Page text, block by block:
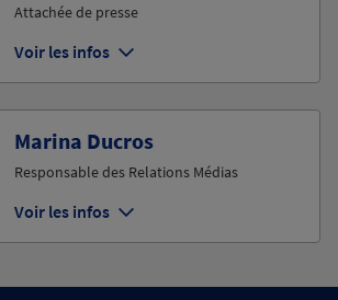
Attachée de presse
Voir les infos
Marina Ducros
Responsable des Relations Médias
Voir les infos